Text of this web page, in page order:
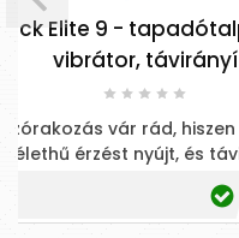
élethű
különleges
is
Fedezd